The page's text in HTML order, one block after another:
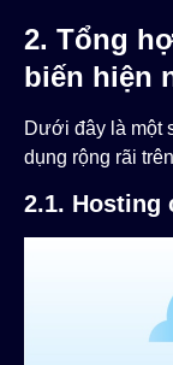
2. Tổng
biến hiện
Dưới đây là một
dụng rộng rãi
2.1. Hosting